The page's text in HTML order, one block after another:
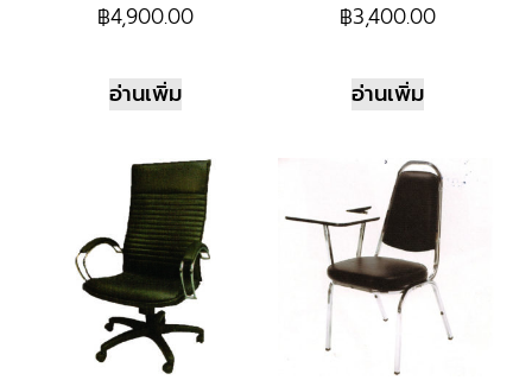
฿4,900.00
อ่านเพิ่ม
฿3,400.00
อ่านเพิ่ม